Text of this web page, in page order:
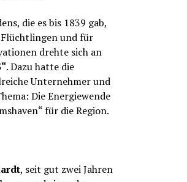
die es bis 1839 gab,
und für
drehte sich an
. Dazu hatte die
Unternehmer und
Die Energiewende
für die Region.
, seit gut zwei Jahren